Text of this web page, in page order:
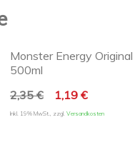
Monster Energy Original
500ml
2,35 €
1,19 €
Inkl. 19% MwSt., zzgl. Versandkosten